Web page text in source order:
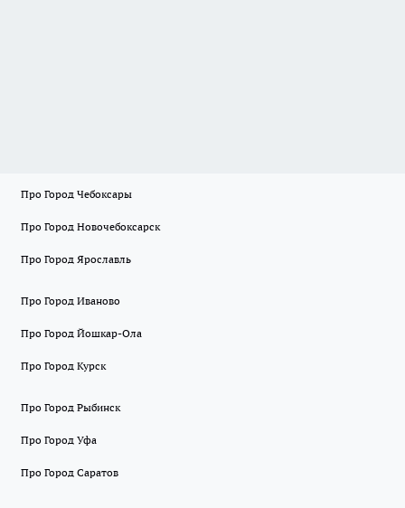
Про Город Чебоксары
Про Город Новочебоксарск
Про Город Ярославль
Про Город Иваново
Про Город Йошкар-Ола
Про Город Курск
Про Город Рыбинск
Про Город Уфа
Про Город Саратов